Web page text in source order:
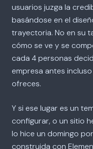
usuarios juzga la
basándose en el
trayectoria. No en su
cómo se ve y se
cada 4 personas
empresa antes
ofreces.
Y si ese lugar es un
configurar, o un sitio
lo hice un domingo
construida con